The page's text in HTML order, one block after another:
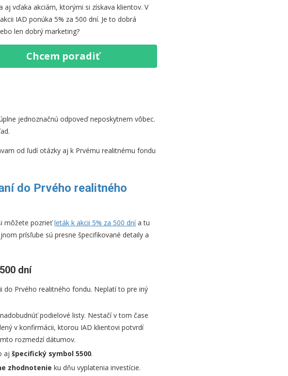
aj vďaka akciám, ktorými si získava klientov. V
IAD ponúka 5% za 500 dní. Je to dobrá
len dobrý marketing?
Chcem poradiť
jednoznačnú odpoveď neposkytnem vôbec.
od ľudí otázky aj k Prvému realitnému fondu
do Prvého realitného
môžete pozrieťleták k akcii 5% za 500 dnía tu
prísľube sú presne špecifikované detaily a
dní
do Prvého realitného fondu. Neplatí to pre iný
podielové listy. Nestačí v tom čase
v konfirmácii, ktorou IAD klientovi potvrdí
rozmedzí dátumov.
ajšpecifický symbol 5500.
zhodnotenie ku dňu vyplatenia investície.